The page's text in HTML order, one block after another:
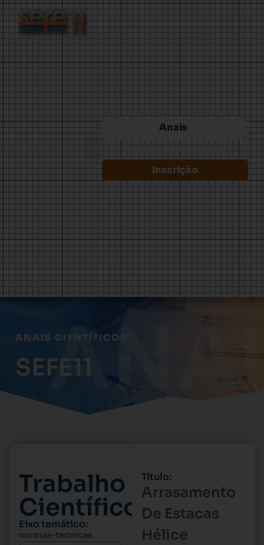
Anais
Área do participante
Inscrição
ANAIS CIENTÍFICOS
SEFE11
Trabalho
Científico
Eixo temático:
normas-tecnicas
Título:
Arrasamento
De Estacas
Hélice